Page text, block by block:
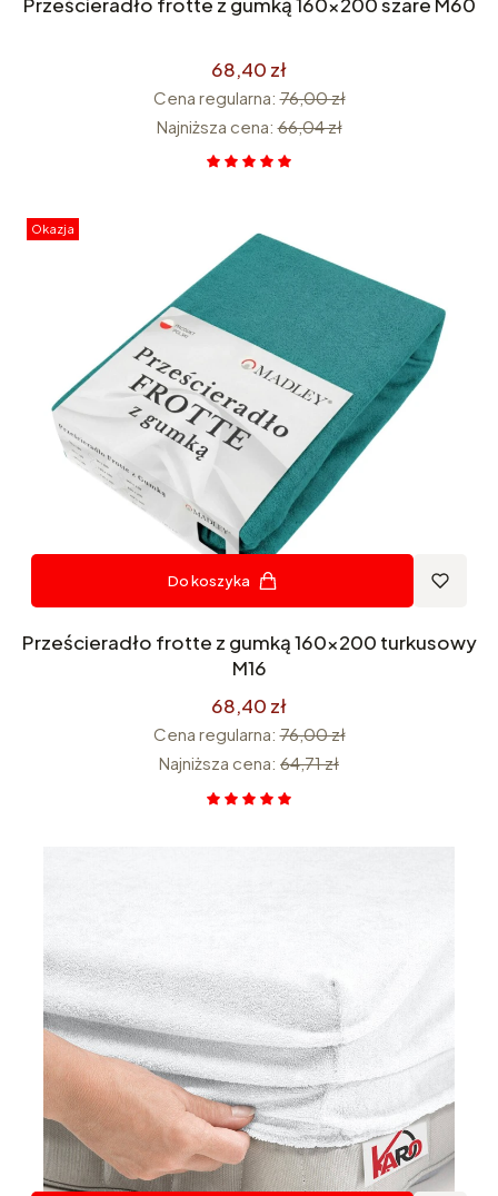
68,40 zł
Cena regularna: 76,00 zł
Najniższa cena: 66,04 zł
Okazja
Do koszyka
Prześcieradło frotte z gumką 160x200 turkusowy
M16
68,40 zł
Cena regularna: 76,00 zł
Najniższa cena: 64,71 zł